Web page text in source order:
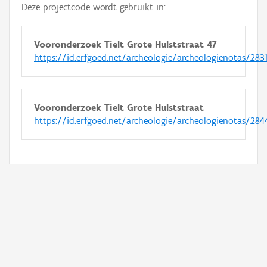
Deze projectcode wordt gebruikt in:
Vooronderzoek Tielt Grote Hulststraat 47
https://id.erfgoed.net/archeologie/archeologienotas/
Vooronderzoek Tielt Grote Hulststraat
https://id.erfgoed.net/archeologie/archeologienotas/